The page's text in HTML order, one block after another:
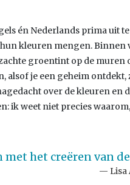
én Nederlands prima uit
kleuren mengen. Binnen
groentint op de muren
alsof je een geheim
over de kleuren en
ik weet niet precies
het creëren van
Lisa